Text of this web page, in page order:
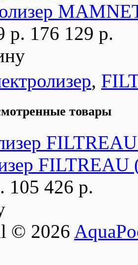
р. 176 129 р.
,
товары
105 426 р.
© 2026